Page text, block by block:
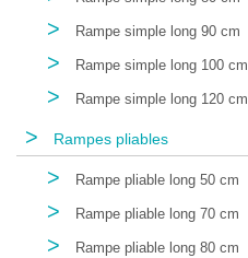
> Rampe simple long 90 cm
> Rampe simple long 100 cm
> Rampe simple long 120 cm
> Rampes pliables
> Rampe pliable long 50 cm
> Rampe pliable long 70 cm
> Rampe pliable long 80 cm